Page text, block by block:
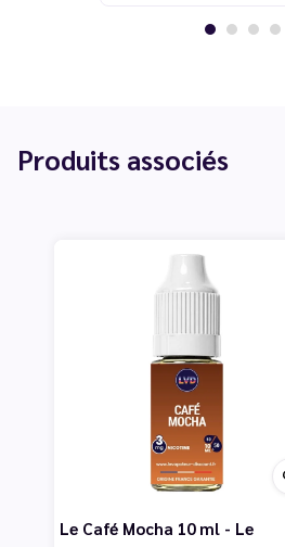
Produits associés
Le Café Mocha 10 ml - Le